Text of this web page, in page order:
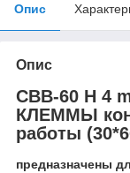
Опис
Опис
CBB-60 H 4
КЛЕММЫ
работы
предназначены